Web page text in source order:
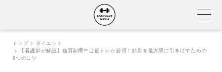
Skipトップ
ダイエット
【看護師が解説】糖質制限中は筋トレが必須！効果を最大限に引き出すための
6つのコツ